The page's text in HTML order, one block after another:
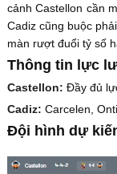
cảnh Castellon cần
Cadiz cũng buộc
màn rượt đuổi tỷ số
Thông tin lực
Castellon: Đầy đủ
Cadiz: Carcelen,
Đội hình dự